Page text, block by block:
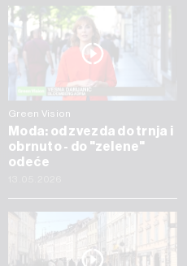
Green Vision
Moda: od zvezda do trnja i
obrnuto - do "zelene"
odeće